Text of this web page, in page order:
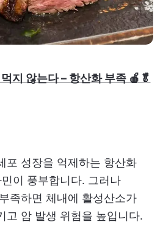
지 않는다 – 항산화 부족 🍎🥬
포 성장을 억제하는 항산화
이 풍부합니다. 그러나
족하면 체내에 활성산소가
고 암 발생 위험을 높입니다.